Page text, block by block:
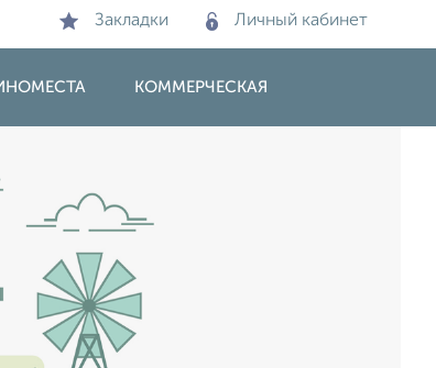
Закладки Личный кабинет
КОММЕРЧЕСКАЯ